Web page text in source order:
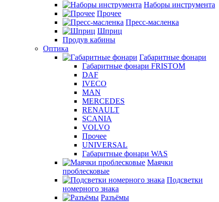
Наборы инструмента
Прочее
Пресс-масленка
Шприц
Продув кабины
Оптика
Габаритные фонари
Габаритные фонари FRISTOM
DAF
IVECO
MAN
MERCEDES
RENAULT
SCANIA
VOLVO
Прочее
UNIVERSAL
Габаритные фонари WAS
Маячки
проблесковые
Подсветки
номерного знака
Разъёмы